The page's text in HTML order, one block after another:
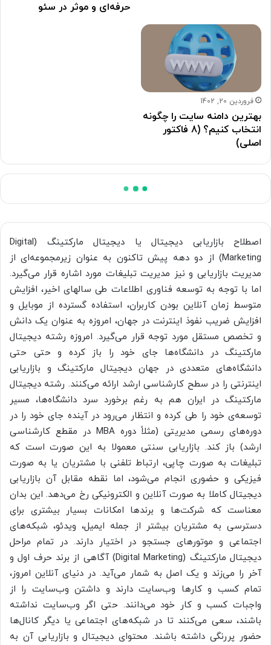
حرفه‌ای و موثر در سئو
فروردین 20, 1402
بهترین دامنه سایت را چگونه
انتخاب کنیم؟ (8 فاکتور
اصلی)
اصطلاح بازاریابی دیجیتال یا دیجیتال مارکتینگ (Digital
Marketing) از دو دهه پیش تاکنون به عنوان زیرمجموعه‌ای از
مدیریت بازاریابی و نیز مدیریت تبلیغات مورد اشاره قرار می‌گیرد.
اما با توجه به توسعه فناوری اطلاعات طی سالهای اخیر، افزایش
متوسط زمان آنلاین بودن کاربران، استفاده گسترده از موبایل و
افزایش ضریب نفوذ اینترنت در جهان، امروزه به عنوان یک دانش
و تخصص مستقل مورد توجه قرار می‌گیرد. امروزه رشته دیجیتال
مارکتینگ در دانشگاه‌ها جای خود را باز کرده و حتی حتی
دانشگاه‌های متعددی در جهان دیجیتال مارکتینگ و بازاریابی
اینترنتی را در سطح کارشناسی ارشد ارائه می‌کنند. رشته دیجیتال
مارکتینگ در ایران هم به رغم برخورد سرد دانشگاه‌ها، مسیر
توسعه‌ی خود را طی کرده و انتظار می‌رود در آینده جای خود را در
دوره‌های رسمی مدیریتی (مثلاً دوره MBA در مقطع کارشناسی
ارشد) باز کند. بازاریابی سنتی معمولا به این صورت است که
تبلیغات به صورت چاپی، ارتباط تلفنی با مشتریان یا به صورت
فیزیکی و حضوری انجام می‌شود، اما نقطه مقابل آن بازاریابی
دیجیتال کاملا به صورت آنلاین و الکترونیکی رخ می‌دهد. این بدان
معناست که شرکت‌ها و برندها امکانات بسیار بیشتری برای
دسترسی به مشتریان بیشتر از جمله ایمیل، ویدئو، شبکه‌های
اجتماعی و موتورهای جستجو در اختیار دارند. در تمام مراحل
دیجیتال مارکتینگ (Digital Marketing) آگاهی از برند حرف اول و
آخر را می‌زند و یک اصل به شمار می‌آید. در دنیای آنلاین امروز،
تمام کسب و کارها وب‌سایت دارند و داشتن وب‌سایت را از
واجبات کسب و کار خود می‌دانند. حتی اگر وب‌سایت نداشته
باشند، سعی می‌کنند تا در شبکه‌های اجتماعی یا دیگر کانال‌ها
حضور پررنگی داشته باشند. محتوای دیجیتال و بازاریابی آن به